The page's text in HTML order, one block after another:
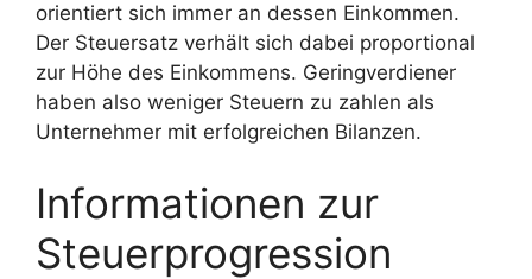
orientiert sich immer an dessen Einkommen.
Der Steuersatz verhält sich dabei proportional
zur Höhe des Einkommens. Geringverdiener
haben also weniger Steuern zu zahlen als
Unternehmer mit erfolgreichen Bilanzen.
Informationen zur
Steuerprogression